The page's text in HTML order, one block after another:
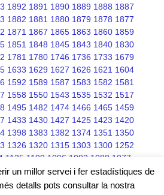
1892 1891 1890 1889 1888 1887
1882 1881 1880 1879 1878 1877
1871 1867 1865 1863 1860 1859
1851 1848 1845 1843 1840 1830
1781 1780 1746 1736 1733 1679
1633 1629 1627 1626 1621 1604
1592 1589 1587 1583 1582 1581
1558 1550 1543 1535 1532 1517
1495 1482 1474 1466 1465 1459
1433 1430 1427 1425 1423 1420
1398 1383 1382 1374 1351 1350
1326 1320 1315 1303 1300 1252
1125 1109 1096 1092 1088 1077
1045
un millor servei i fer estadístiques de
detalls pots consultar la nostra